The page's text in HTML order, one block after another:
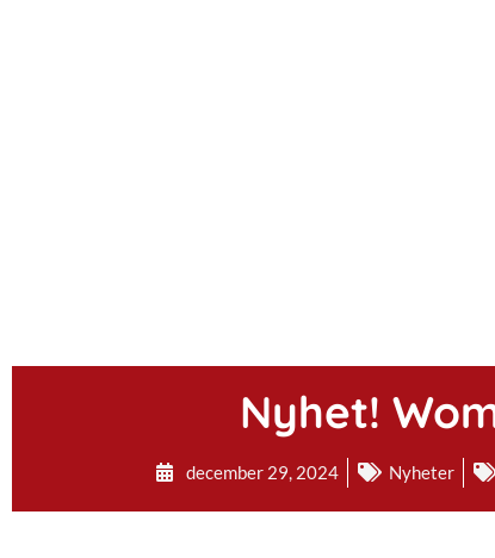
Nyhet!
december 29, 2024 Nyheter